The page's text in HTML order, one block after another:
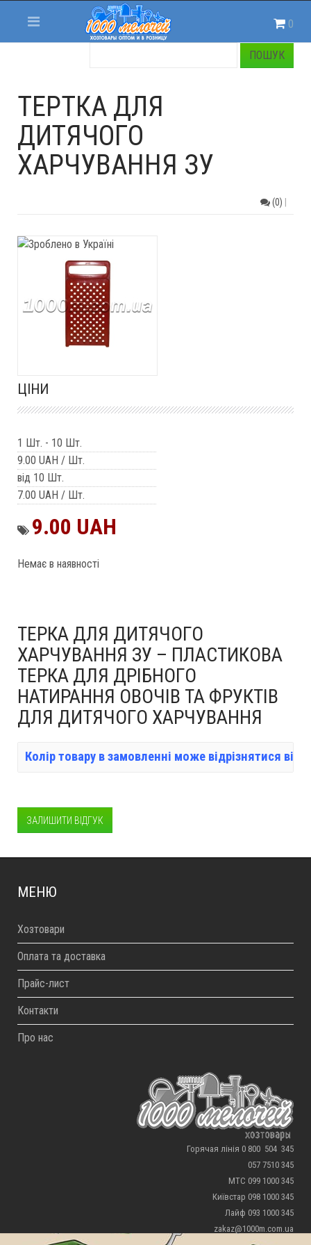
0
ТЕРТКА ДЛЯ
ДИТЯЧОГО
ХАРЧУВАННЯ ЗУ
(0)
ЦІНИ
1 Шт. - 10 Шт.
9.00 UAH / Шт.
від 10 Шт.
7.00 UAH / Шт.
9.00 UAH
Немає в наявності
ТЕРКА ДЛЯ ДИТЯЧОГО
ХАРЧУВАННЯ ЗУ – ПЛАСТИКОВА
ТЕРКА ДЛЯ ДРІБНОГО
НАТИРАННЯ ОВОЧІВ ТА ФРУКТІВ
ДЛЯ ДИТЯЧОГО ХАРЧУВАННЯ
Колір товару в замовленні може відрізнятися від
ЗАЛИШИТИ ВІДГУК
МЕНЮ
Хозтовари
Оплата та доставка
Прайс-лист
Контакти
Про нас
Горячая лінія 0 800 504 345
057 7510 345
МТС 099 1000 345
Київстар 098 1000 345
Лайф 093 1000 345
zakaz@1000m.com.ua